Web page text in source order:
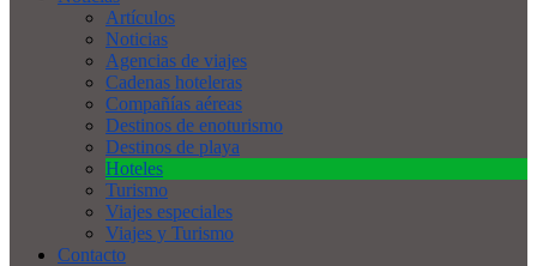
Artículos
Noticias
Agencias de viajes
Cadenas hoteleras
Compañías aéreas
Destinos de enoturismo
Destinos de playa
Hoteles
Turismo
Viajes especiales
Viajes y Turismo
Contacto